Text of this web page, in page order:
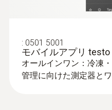
: 0501 5001
モバイルアプリ testo
オールインワン：冷凍
管理に向けた測定器と